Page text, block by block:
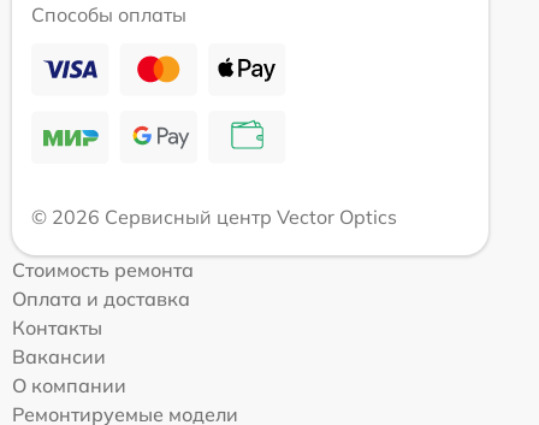
Способы оплаты
© 2026 Сервисный центр Vector Optics
Стоимость ремонта
Оплата и доставка
Контакты
Вакансии
О компании
Ремонтируемые модели